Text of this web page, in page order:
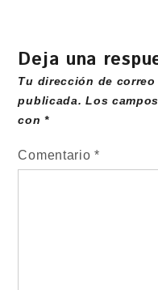
Deja una
Tu dirección de
publicada. Los
con*
Comentario*